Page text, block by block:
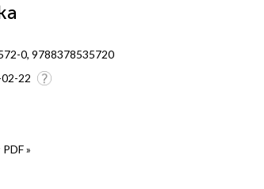
0, 9788378535720
22
»